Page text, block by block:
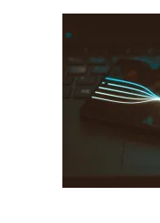
تمنحك فخامة
الاستثنائية للبيع في